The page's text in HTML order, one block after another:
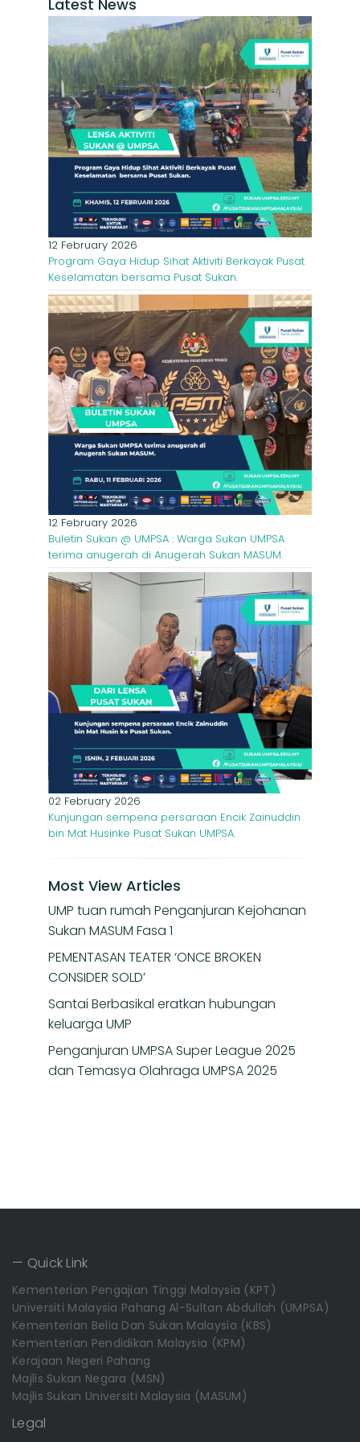
Latest News
12 February 2026
Program Gaya Hidup Sihat Aktiviti Berkayak Pusat
Keselamatan bersama Pusat Sukan.
12 February 2026
Buletin Sukan @ UMPSA : Warga Sukan UMPSA
terima anugerah di Anugerah Sukan MASUM.
02 February 2026
Kunjungan sempena persaraan Encik Zainuddin
bin Mat Husinke Pusat Sukan UMPSA.
Most View Articles
UMP tuan rumah Penganjuran Kejohanan
Sukan MASUM Fasa 1
PEMENTASAN TEATER ‘ONCE BROKEN
CONSIDER SOLD’
Santai Berbasikal eratkan hubungan
keluarga UMP
Penganjuran UMPSA Super League 2025
dan Temasya Olahraga UMPSA 2025
— Quick Link
Kementerian Pengajian Tinggi Malaysia (KPT)
Universiti Malaysia Pahang Al-Sultan Abdullah (UMPSA)
Kementerian Belia Dan Sukan Malaysia (KBS)
Kementerian Pendidikan Malaysia (KPM)
Kerajaan Negeri Pahang
Majlis Sukan Negara (MSN)
Majlis Sukan Universiti Malaysia (MASUM)
Legal